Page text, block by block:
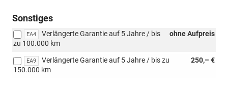
Sonstiges
EA4 ohne Aufpreis
Verlängerte Garantie auf 5 Jahre / bis
zu 100.000 km
EA9 250,– €
Verlängerte Garantie auf 5 Jahre / bis zu
150.000 km